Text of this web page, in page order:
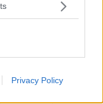
Privacy Policy
tramite la pagina web
acquisto online che
di un ulteriore
tramite una emettitrice self
canale di acquisto